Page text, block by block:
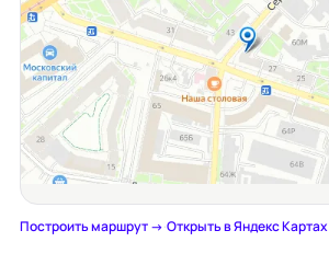
Построить маршрут →·Открыть в Яндекс Картах